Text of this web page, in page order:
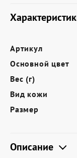
Где купить
Партнерам
Контакты
данных
Артикул
Основной цвет
Вес (г)
Вид кожи
Размер
Описание